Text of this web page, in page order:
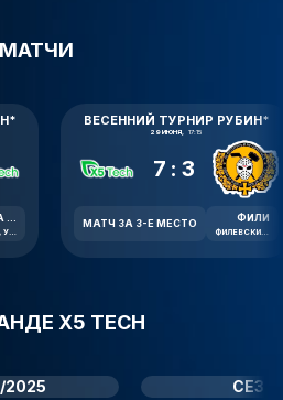
МАТЧИ
ВЕСЕННИЙ ТУРНИР РУБИН*
29 ИЮНЯ, 17:15
7:3
МАТЧ ЗА 3-Е МЕСТО ФИЛИ
X5 TECH